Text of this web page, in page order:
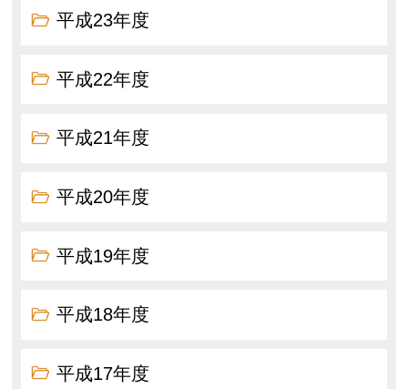
平成23年度
平成22年度
平成21年度
平成20年度
平成19年度
平成18年度
平成17年度